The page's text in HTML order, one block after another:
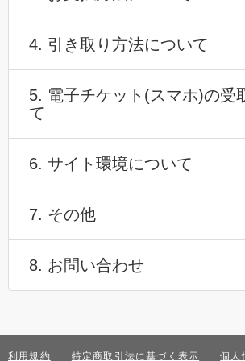
4. 引き取り方法について
5. 電子チケット(スマホ)の受
て
6. サイト環境について
7. その他
8. お問い合わせ
利用規約 特定商取引法に基づく表示 個人